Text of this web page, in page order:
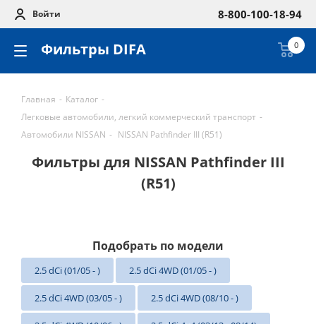
Войти 8-800-100-18-94
Фильтры DIFA 0
Главная - Каталог -
Легковые автомобили, легкий коммерческий транспорт -
Автомобили NISSAN - NISSAN Pathfinder III (R51)
Фильтры для NISSAN Pathfinder III
(R51)
Подобрать по модели
2.5 dCi (01/05 - ) 2.5 dCi 4WD (01/05 - )
2.5 dCi 4WD (03/05 - ) 2.5 dCi 4WD (08/10 - )